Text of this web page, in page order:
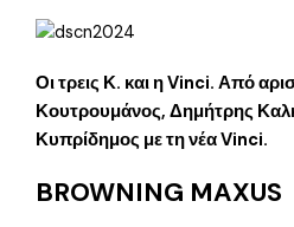
Οι τρεις Κ. και η Vinci. Από
Κουτρουμάνος, Δημήτρης
Κυπρίδημος με τη νέα Vinci.
BROWNING MAXUS